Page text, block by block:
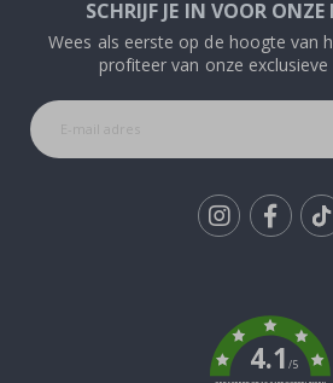
SCHRIJF JE IN VOOR ONZE
Wees als eerste op de hoogte van
profiteer van onze exclusieve
4.1/5